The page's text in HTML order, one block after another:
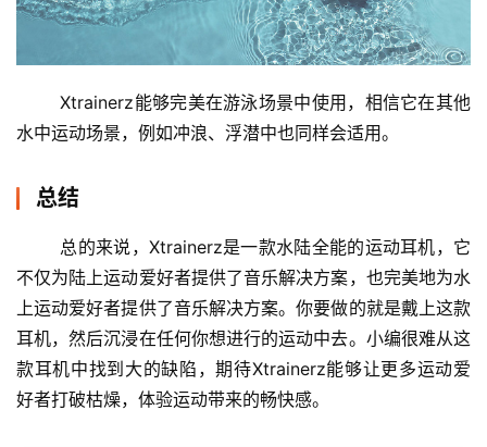
Xtrainerz能够完美在游泳场景中使用，相信它在其他
水中运动场景，例如冲浪、浮潜中也同样会适用。
总结
总的来说，Xtrainerz是一款水陆全能的运动耳机，它
不仅为陆上运动爱好者提供了音乐解决方案，也完美地为水
上运动爱好者提供了音乐解决方案。你要做的就是戴上这款
耳机，然后沉浸在任何你想进行的运动中去。小编很难从这
款耳机中找到大的缺陷，期待Xtrainerz能够让更多运动爱
好者打破枯燥，体验运动带来的畅快感。